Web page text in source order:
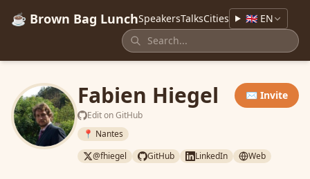
☕ Brown Bag LunchSpeakersTalksCities 🇬🇧 EN
Fabien Hiegel
Edit on GitHub
✉️ Invite
📍 Nantes
@fhiegel
GitHub LinkedIn Web